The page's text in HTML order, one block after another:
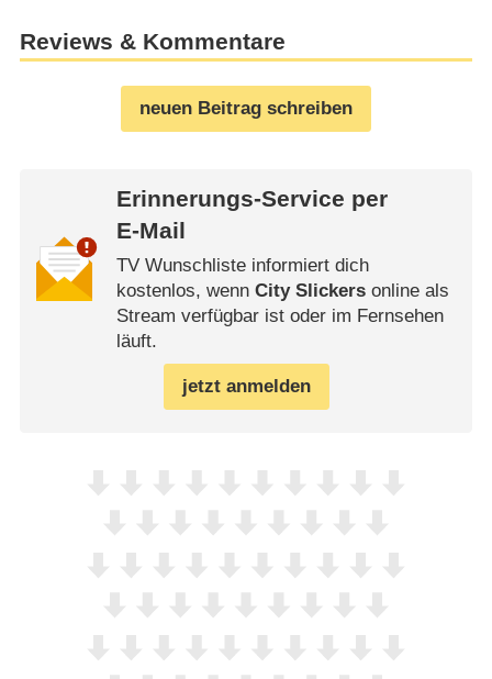
Reviews & Kommentare
neuen Beitrag schreiben
Erinnerungs-Service per
E-Mail
TV Wunschliste informiert dich
kostenlos, wenn City Slickersonline als
Stream verfügbar ist oder im Fernsehen
läuft.
jetzt anmelden